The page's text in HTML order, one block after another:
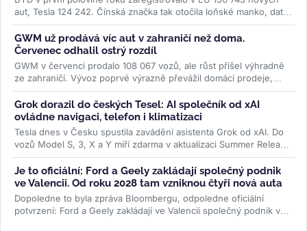
aut, Tesla 124 242. Čínská značka tak otočila loňské manko, data
ACEA ale...>>
GWM už prodává víc aut v zahraničí než doma.
Červenec odhalil ostrý rozdíl
GWM v červenci prodalo 108 067 vozů, ale růst přišel výhradně
ze zahraničí. Vývoz poprvé výrazně převážil domácí prodeje,
zatímco...>>
Grok dorazil do českých Tesel: AI společník od xAI
ovládne navigaci, telefon i klimatizaci
Tesla dnes v Česku spustila zavádění asistenta Grok od xAI. Do
vozů Model S, 3, X a Y míří zdarma v aktualizaci Summer Release
— hlasem...>>
Je to oficiální: Ford a Geely zakládají společný podnik
ve Valencii. Od roku 2028 tam vzniknou čtyři nová auta
Dopoledne to byla zpráva Bloombergu, odpoledne oficiální
potvrzení: Ford a Geely zakládají ve Valencii společný podnik v